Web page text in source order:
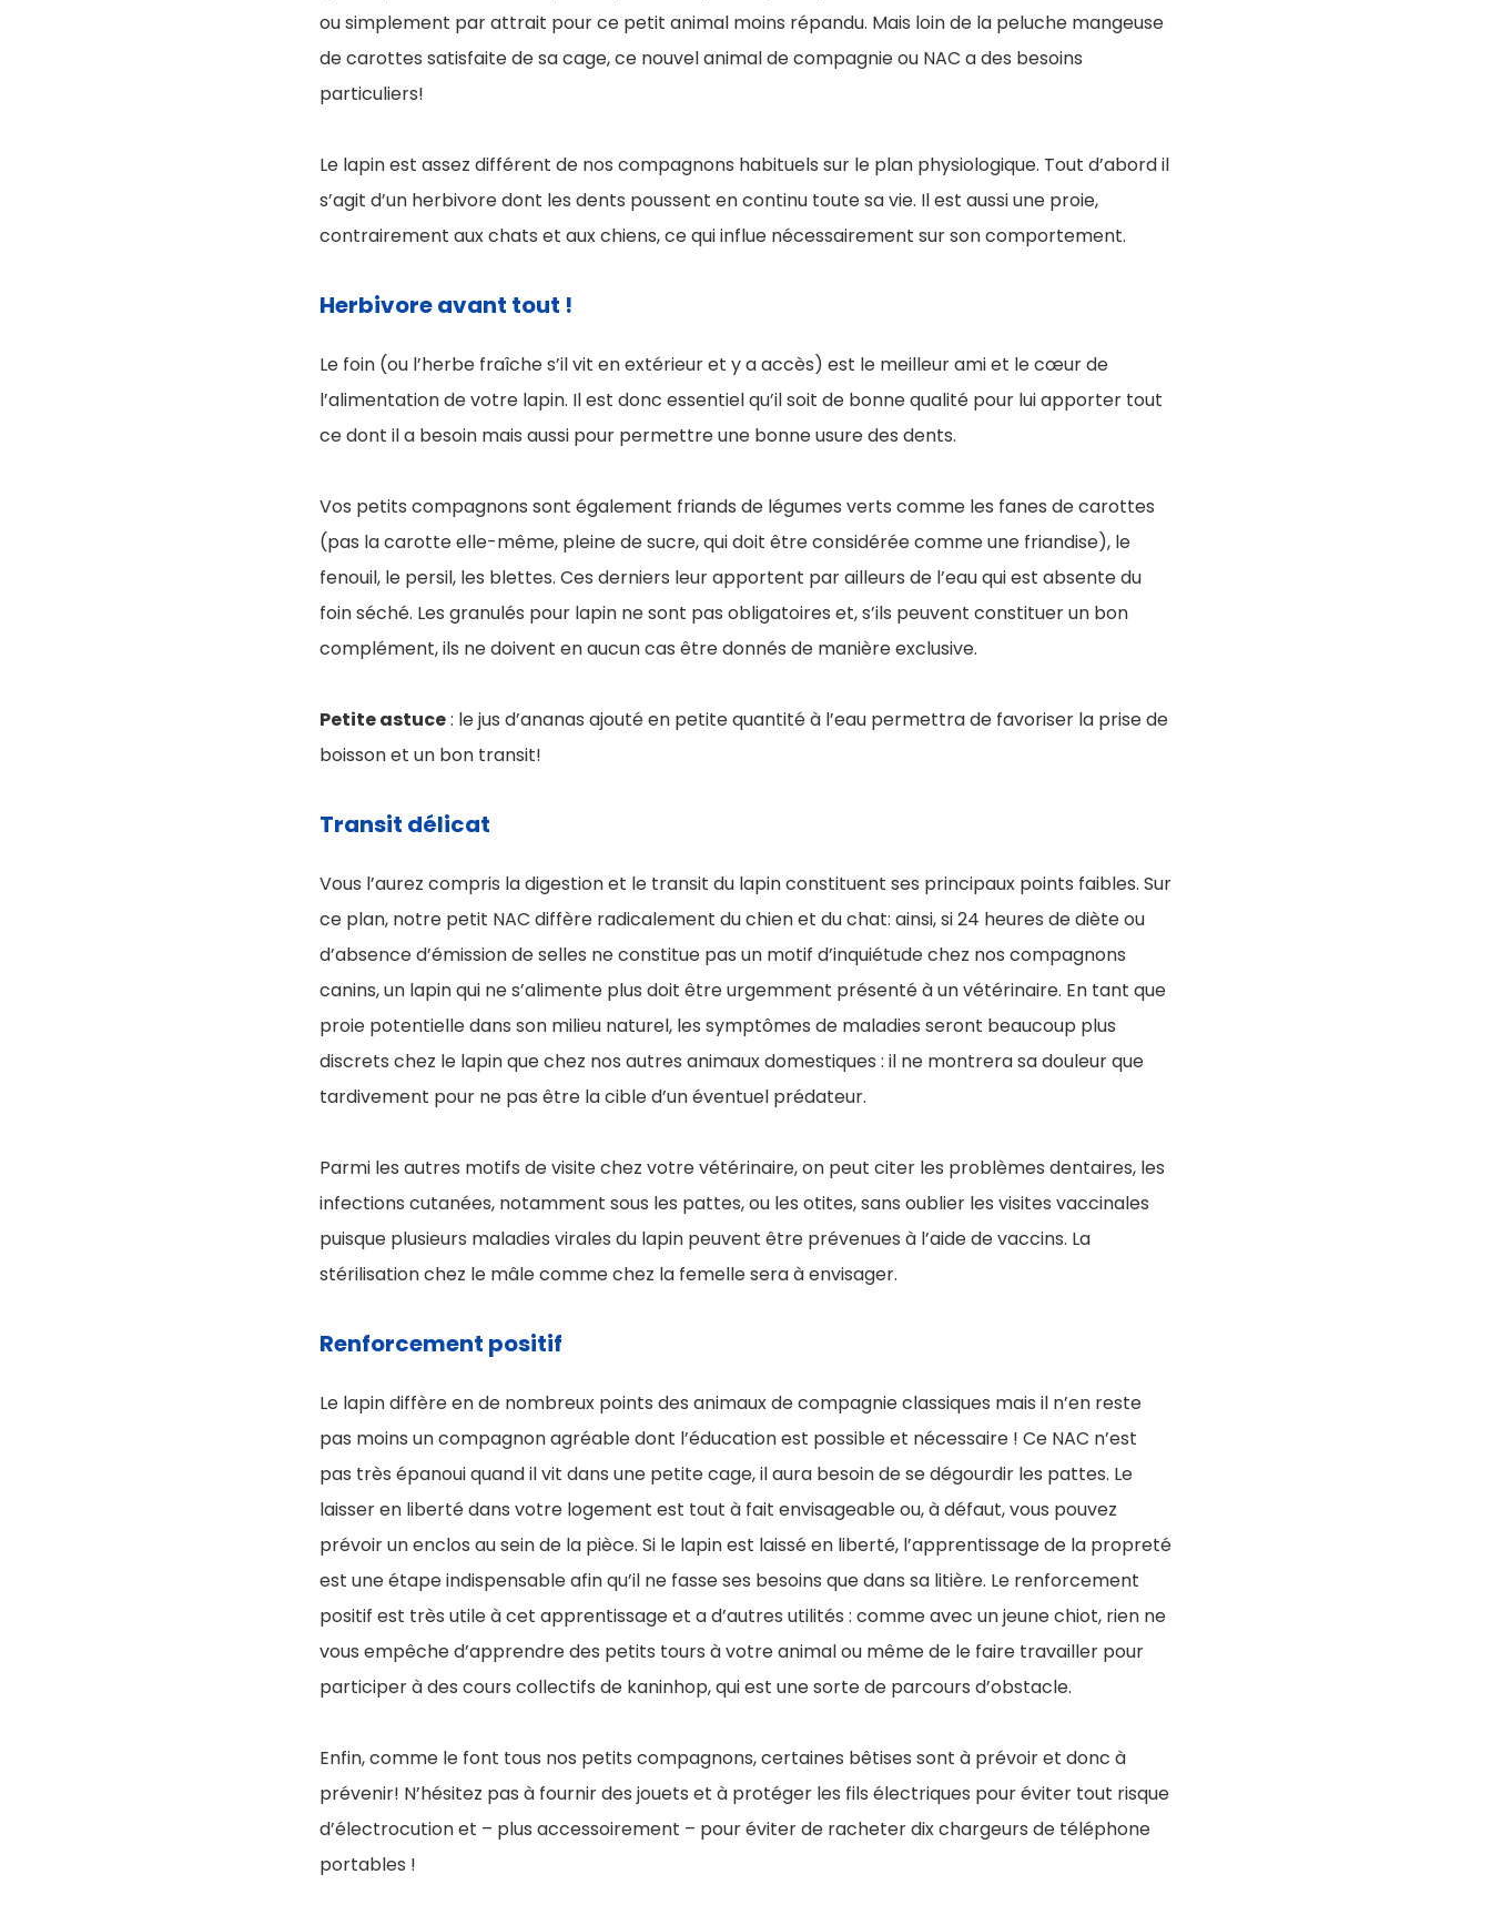
ou simplement par attrait pour ce petit animal moins répandu. Mais loin de la peluche mangeuse
de carottes satisfaite de sa cage, ce nouvel animal de compagnie ou NAC a des besoins
particuliers!
Le lapin est assez différent de nos compagnons habituels sur le plan physiologique. Tout d’abord il
s’agit d’un herbivore dont les dents poussent en continu toute sa vie. Il est aussi une proie,
contrairement aux chats et aux chiens, ce qui influe nécessairement sur son comportement.
Herbivore avant tout !
Le foin (ou l’herbe fraîche s’il vit en extérieur et y a accès) est le meilleur ami et le cœur de
l’alimentation de votre lapin. Il est donc essentiel qu’il soit de bonne qualité pour lui apporter tout
ce dont il a besoin mais aussi pour permettre une bonne usure des dents.
Vos petits compagnons sont également friands de légumes verts comme les fanes de carottes
(pas la carotte elle-même, pleine de sucre, qui doit être considérée comme une friandise), le
fenouil, le persil, les blettes. Ces derniers leur apportent par ailleurs de l’eau qui est absente du
foin séché. Les granulés pour lapin ne sont pas obligatoires et, s’ils peuvent constituer un bon
complément, ils ne doivent en aucun cas être donnés de manière exclusive.
Petite astuce: le jus d’ananas ajouté en petite quantité à l’eau permettra de favoriser la prise de
boisson et un bon transit!
Transit délicat
Vous l’aurez compris la digestion et le transit du lapin constituent ses principaux points faibles. Sur
ce plan, notre petit NAC diffère radicalement du chien et du chat: ainsi, si 24 heures de diète ou
d’absence d’émission de selles ne constitue pas un motif d’inquiétude chez nos compagnons
canins, un lapin qui ne s’alimente plus doit être urgemment présenté à un vétérinaire. En tant que
proie potentielle dans son milieu naturel, les symptômes de maladies seront beaucoup plus
discrets chez le lapin que chez nos autres animaux domestiques : il ne montrera sa douleur que
tardivement pour ne pas être la cible d’un éventuel prédateur.
Parmi les autres motifs de visite chez votre vétérinaire, on peut citer les problèmes dentaires, les
infections cutanées, notamment sous les pattes, ou les otites, sans oublier les visites vaccinales
puisque plusieurs maladies virales du lapin peuvent être prévenues à l’aide de vaccins. La
stérilisation chez le mâle comme chez la femelle sera à envisager.
Renforcement positif
Le lapin diffère en de nombreux points des animaux de compagnie classiques mais il n’en reste
pas moins un compagnon agréable dont l’éducation est possible et nécessaire ! Ce NAC n’est
pas très épanoui quand il vit dans une petite cage, il aura besoin de se dégourdir les pattes. Le
laisser en liberté dans votre logement est tout à fait envisageable ou, à défaut, vous pouvez
prévoir un enclos au sein de la pièce. Si le lapin est laissé en liberté, l’apprentissage de la propreté
est une étape indispensable afin qu’il ne fasse ses besoins que dans sa litière. Le renforcement
positif est très utile à cet apprentissage et a d’autres utilités : comme avec un jeune chiot, rien ne
vous empêche d’apprendre des petits tours à votre animal ou même de le faire travailler pour
participer à des cours collectifs de kaninhop, qui est une sorte de parcours d’obstacle.
Enfin, comme le font tous nos petits compagnons, certaines bêtises sont à prévoir et donc à
prévenir! N’hésitez pas à fournir des jouets et à protéger les fils électriques pour éviter tout risque
d’électrocution et – plus accessoirement – pour éviter de racheter dix chargeurs de téléphone
portables !